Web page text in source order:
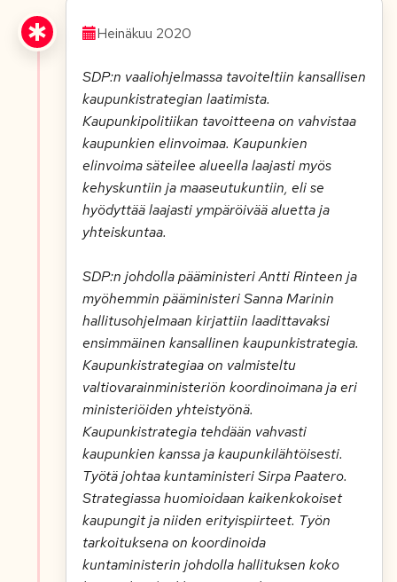
Heinäkuu 2020
SDP:n vaaliohjelmassa tavoiteltiin kansallisen
kaupunkistrategian laatimista.
Kaupunkipolitiikan tavoitteena on vahvistaa
kaupunkien elinvoimaa. Kaupunkien
elinvoima säteilee alueella laajasti myös
kehyskuntiin ja maaseutukuntiin, eli se
hyödyttää laajasti ympäröivää aluetta ja
yhteiskuntaa.
SDP:n johdolla pääministeri Antti Rinteen ja
myöhemmin pääministeri Sanna Marinin
hallitusohjelmaan kirjattiin laadittavaksi
ensimmäinen kansallinen kaupunkistrategia.
Kaupunkistrategiaa on valmisteltu
valtiovarainministeriön koordinoimana ja eri
ministeriöiden yhteistyönä.
Kaupunkistrategia tehdään vahvasti
kaupunkien kanssa ja kaupunkilähtöisesti.
Työtä johtaa kuntaministeri Sirpa Paatero.
Strategiassa huomioidaan kaikenkokoiset
kaupungit ja niiden erityispiirteet. Työn
tarkoituksena on koordinoida
kuntaministerin johdolla hallituksen koko